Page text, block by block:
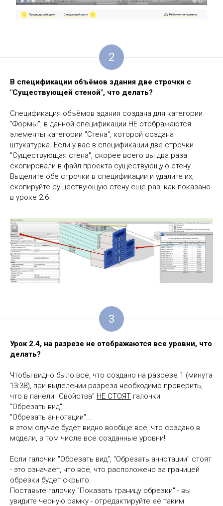
2
В спецификации объёмов здания две строчки с
"Существующей стеной", что делать?
Спецификация объёмов здания создана для категории
"Формы", в данной спецификации НЕ отображаются
элементы категории "Стена", которой создана
штукатурка. Если у вас в спецификации две строчки
"Существующая стена", скорее всего вы два раза
скопировали в файл проекта существующую стену.
Выделите обе строчки в спецификации и удалите их,
скопируйте существующую стену еще раз, как показано
в уроке 2.6
3
Урок 2.4, на разрезе не отображаются все уровни, что
делать?
Чтобы видно было все, что создано на разрезе 1 (минута
13:38), при выделении разреза необходимо проверить,
что в панели "Свойства" НЕ СТОЯТ галочки
"Обрезать вид"
"Обрезать аннотации"...
в этом случае будет видно вообще всё, что создано в
модели, в том числе все созданные уровни!
Если галочки "Обрезать вид", "Обрезать аннотации" стоят
- это означает, что всё, что расположено за границей
обрезки будет скрыто.
Поставьте галочку "Показать границу обрезки" - вы
увидите черную рамку - отредактируйте её таким